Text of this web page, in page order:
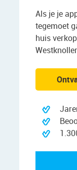
Als je je
tegemoet
huis